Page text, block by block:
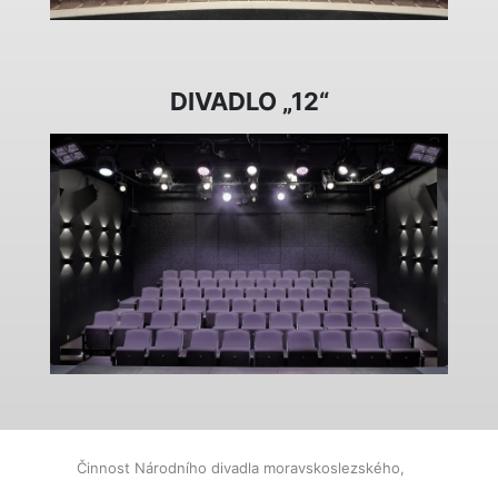
DIVADLO „12“
Činnost Národního divadla moravskoslezského,